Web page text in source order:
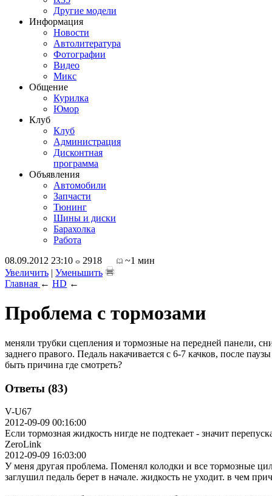
Другие модели
Информация
Новости
Автолитература
Фотографии
Видео
Микс
Общение
Курилка
Юмор
Клуб
Клуб
Администрация
Дисконтная
программа
Объявления
Автомобили
Запчасти
Тюнинг
Шины и диски
Барахолка
Работа
08.09.2012 23:10
2918
~1 мин
Увеличить | Уменьшить
Главная ← HD ←
Проблема с тормозами
меняли трубки сцепления и тормозные на передней панели,
заднего правого. Педаль накачивается с 6-7 качков, после
быть причина где смотреть?
Ответы (83)
V-U67
2012-09-09 00:16:00
Если тормозная жидкость нигде не подтекает - значит
ZeroLink
2012-09-09 16:03:00
У меня другая проблема. Поменял колодки и все тормозные
заглушил педаль берет в начале. жидкость не уходит. в чем